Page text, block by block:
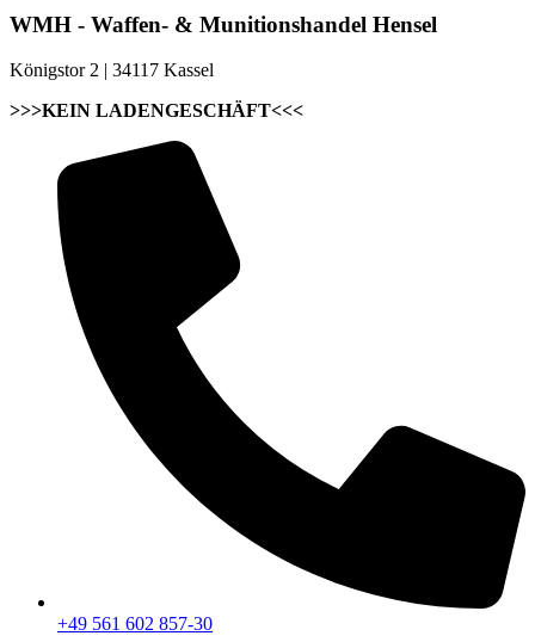
WMH - Waffen- & Munitionshandel Hensel
Königstor 2 | 34117 Kassel
>>>KEIN LADENGESCHÄFT<<<
+49 561 602 857-30